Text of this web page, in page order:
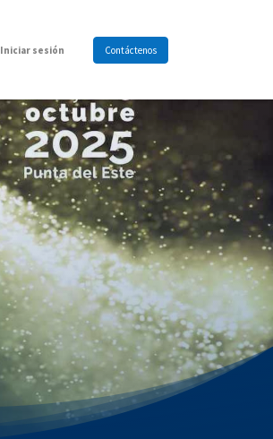
Iniciar sesión Contáctenos